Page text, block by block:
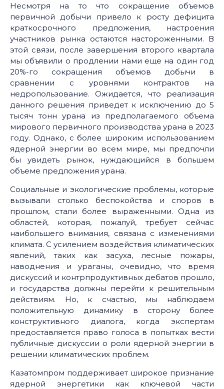
Несмотря на то что сокращение объемов
первичной добычи привело к росту дефицита
краткосрочного предложения, настроения
участников рынка остаются настороженными. В
этой связи, после завершения второго квартала
мы объявили о продлении нами еще на один год
20%-го сокращения объемов добычи в
сравнении с уровнями контрактов на
недропользование. Ожидается, что реализация
данного решения приведет к исключению до 5
тысяч тонн урана из предполагаемого объема
мирового первичного производства урана в 2023
году. Однако, с более широким использованием
ядерной энергии во всем мире, мы предпочли
бы увидеть рынок, нуждающийся в большем
объеме предложения урана.
Социальные и экологические проблемы, которые
вызывали столько беспокойства и споров в
прошлом, стали более выраженными. Одна из
областей, которая, пожалуй, требует сейчас
наибольшего внимания, связана с изменениями
климата. С усилением воздействия климатических
явлений, таких как засуха, лесные пожары,
наводнения и ураганы, очевидно, что время
дискуссий и контрпродуктивных дебатов прошло,
и государства должны перейти к решительным
действиям. Но, к счастью, мы наблюдаем
положительную динамику в сторону более
конструктивного диалога, когда экспертам
предоставляется право голоса в попытках вести
публичные дискуссии о роли ядерной энергии в
решении климатических проблем.
Казатомпром поддерживает широкое признание
ядерной энергетики как ключевой части